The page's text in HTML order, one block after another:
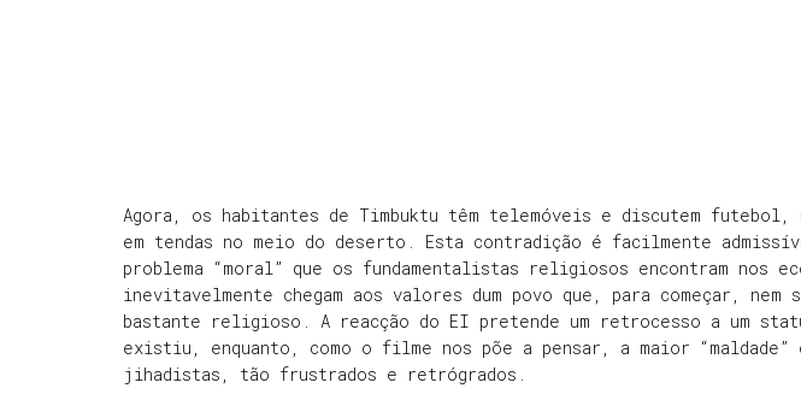
Agora, os habitantes de Timbuktu têm telemóveis e discutem futebol,
em tendas no meio do deserto. Esta contradição é facilmente
problema “moral” que os fundamentalistas religiosos encontram nos
inevitavelmente chegam aos valores dum povo que, para começar, nem
bastante religioso. A reacção do EI pretende um retrocesso a um
existiu, enquanto, como o filme nos põe a pensar, a maior “maldade”
jihadistas, tão frustrados e retrógrados.